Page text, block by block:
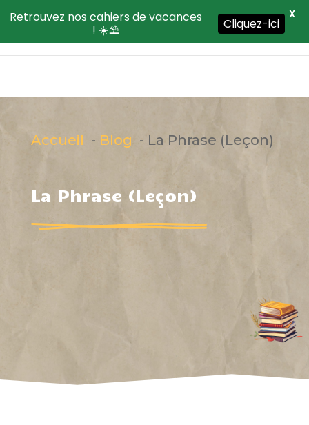
Accueil Blog La Phrase (Leçon)
La Phrase (Leçon)
Retrouvez nos cahiers de vacances
! ☀️⛱️
Cliquez-ici
X